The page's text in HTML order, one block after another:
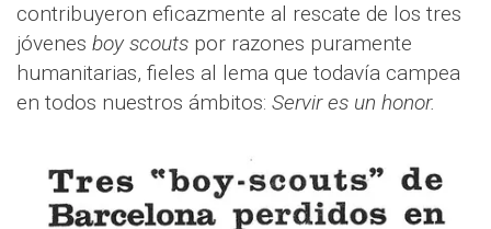
contribuyeron eficazmente al rescate de los tres
jóvenes boy scouts por razones puramente
humanitarias, fieles al lema que todavía campea
en todos nuestros ámbitos: Servir es un honor.